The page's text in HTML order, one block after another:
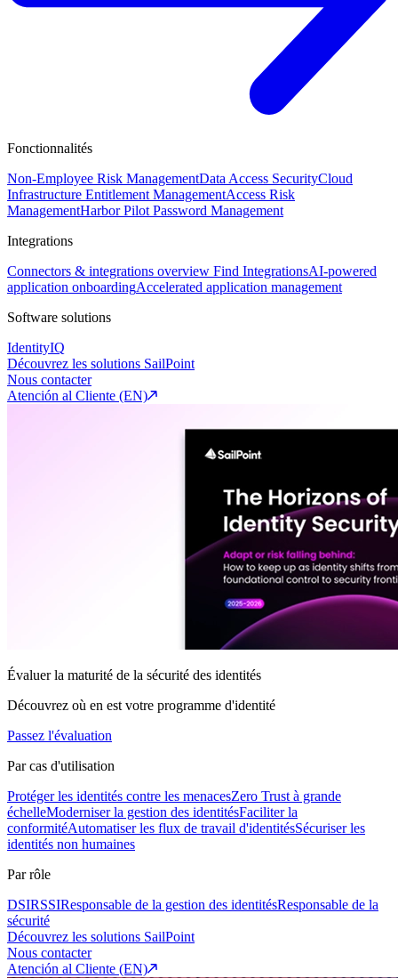
Fonctionnalités
Non-Employee Risk ManagementData Access SecurityCloud
Infrastructure Entitlement ManagementAccess Risk
ManagementHarbor Pilot Password Management
Integrations
Connectors & integrations overview Find IntegrationsAI-powered
application onboardingAccelerated application management
Software solutions
IdentityIQ
Découvrez les solutions SailPoint
Nous contacter
Atención al Cliente (EN)
Évaluer la maturité de la sécurité des identités
Découvrez où en est votre programme d'identité
Passez l'évaluation
Par cas d'utilisation
Protéger les identités contre les menacesZero Trust à grande
échelleModerniser la gestion des identitésFaciliter la
conformitéAutomatiser les flux de travail d'identitésSécuriser les
identités non humaines
Par rôle
DSIRSSIResponsable de la gestion des identitésResponsable de la
sécurité
Découvrez les solutions SailPoint
Nous contacter
Atención al Cliente (EN)